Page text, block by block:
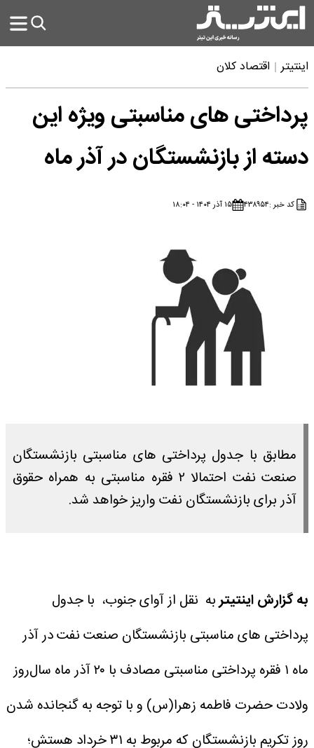
اینتیتر اقتصاد کلان
پرداختی های مناسبتی ویژه این
دسته از بازنشستگان در آذر ماه
کد خبر :۴۳۸۹۵۴ ۱۵ آذر ۱۴۰۴ - ۱۸:۰۴
مطابق با جدول پرداختی های مناسبتی بازنشستگان
صنعت نفت احتمالا ۲ فقره مناسبتی به همراه حقوق
آذر برای بازنشستگان نفت واریز خواهد شد.
به گزارش اینتیتربه نقل از آوای جنوب، با جدول
پرداختی های مناسبتی بازنشستگان صنعت نفت در آذر
ماه ۱ فقره پرداختی مناسبتی مصادف با ۲۰ آذر ماه سال‌روز
ولادت حضرت فاطمه زهرا(س) و با توجه به گنجانده شدن
روز تکریم بازنشستگان که مربوط به ۳۱ خرداد هستش؛